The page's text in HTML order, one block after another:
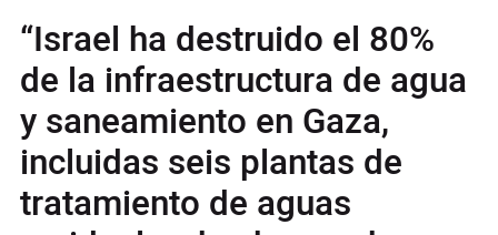
“Israel ha destruido el 80%
de la infraestructura de agua
y saneamiento en Gaza,
incluidas seis plantas de
tratamiento de aguas